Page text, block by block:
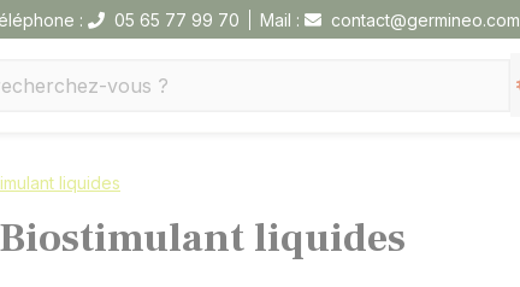
: 05 65 77 99 70 Mail : contact@germineo.com
liquides
Biostimulant liquides